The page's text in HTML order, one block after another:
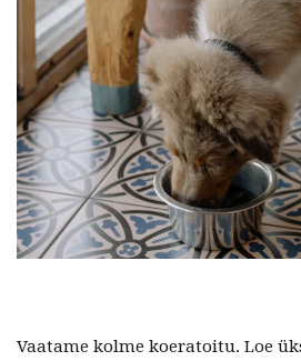
Vaatame kolme koeratoitu. Loe